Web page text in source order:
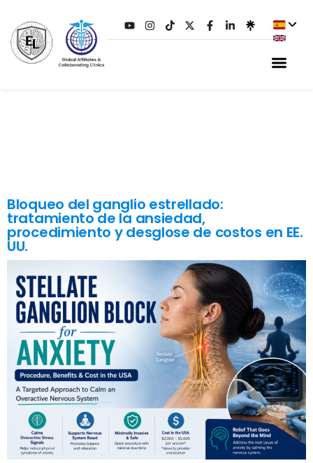
Bloqueo del ganglio estrellado:
tratamiento de la ansiedad,
procedimiento y desglose de costos en EE.
UU.